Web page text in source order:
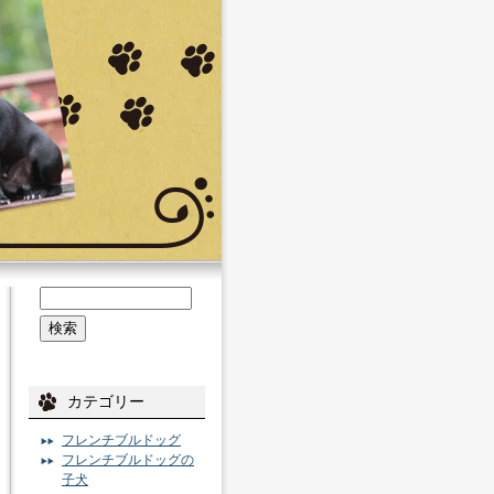
カテゴリー
フレンチブルドッグ
フレンチブルドッグの
子犬